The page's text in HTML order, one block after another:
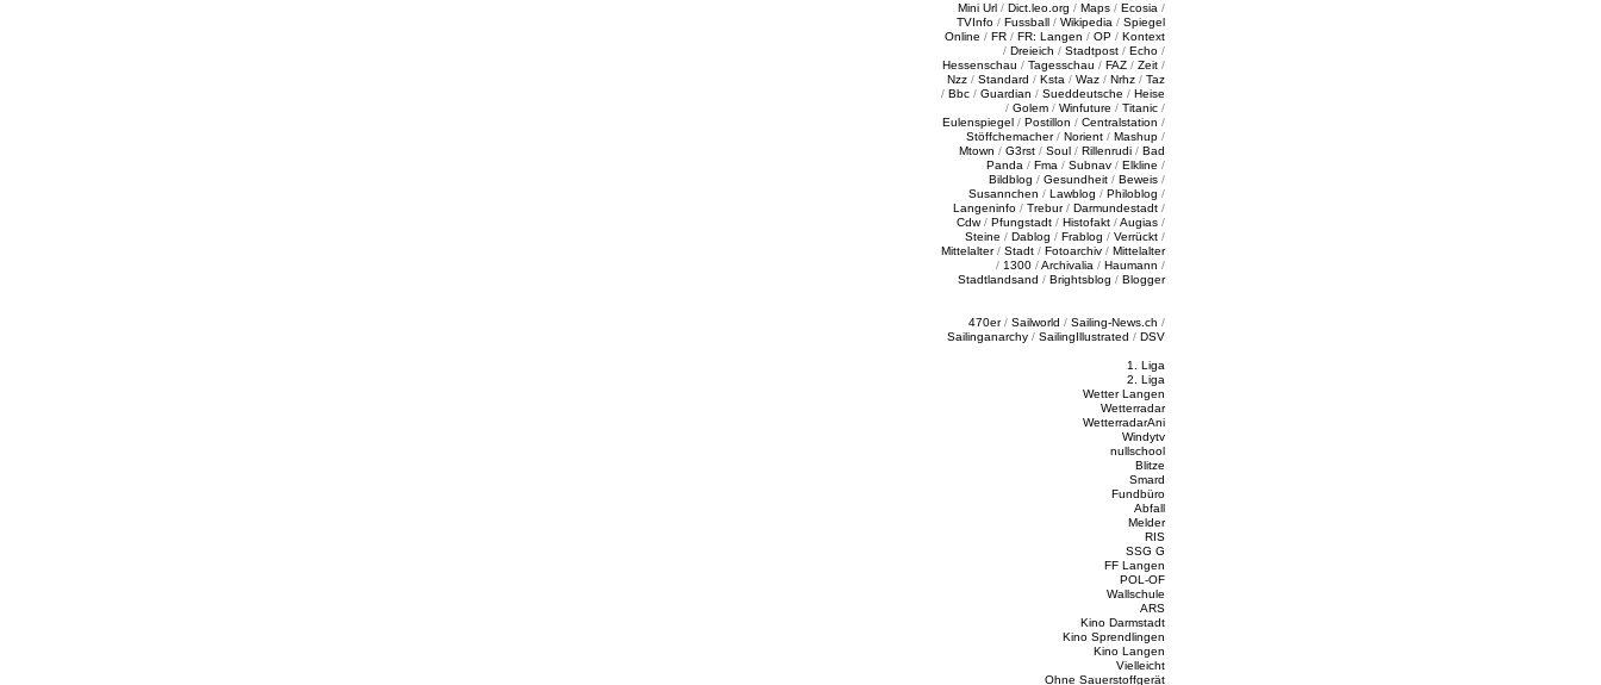
Mini Url / Dict.leo.org / Maps / Ecosia /
TVInfo / Fussball / Wikipedia / Spiegel
Online / FR / FR: Langen / OP / Kontext
/ Dreieich / Stadtpost / Echo /
Hessenschau / Tagesschau / FAZ / Zeit /
Nzz / Standard / Ksta / Waz / Nrhz / Taz
/ Bbc / Guardian / Sueddeutsche / Heise
/ Golem / Winfuture / Titanic /
Eulenspiegel / Postillon / Centralstation /
Stöffchemacher/ Norient / Mashup /
Mtown / G3rst / Soul / Rillenrudi / Bad
Panda / Fma / Subnav / Elkline /
Bildblog / Gesundheit / Beweis /
Susannchen / Lawblog / Philoblog /
Langeninfo / Trebur/ Darmundestadt /
Cdw/ Pfungstadt / Histofakt /Augias /
Steine / Dablog / Frablog / Verrückt /
Mittelalter/ Stadt / Fotoarchiv / Mittelalter
/ 1300 /Archivalia / Haumann /
Stadtlandsand / Brightsblog / Blogger
470er/ Sailworld / Sailing-News.ch /
Sailinganarchy / SailingIllustrated / DSV
1. Liga
2. Liga
Wetter Langen
Wetterradar
WetterradarAni
Windytv
nullschool
Blitze
Smard
Fundbüro
Abfall
Melder
RIS
SSG G
FF Langen
POL-OF
Wallschule
ARS
Kino Darmstadt
Kino Sprendlingen
Kino Langen
Vielleicht
Ohne Sauerstoffgerät